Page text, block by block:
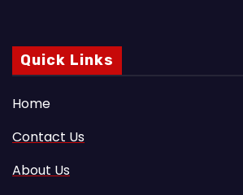
Quick Links
Home
Contact Us
About Us